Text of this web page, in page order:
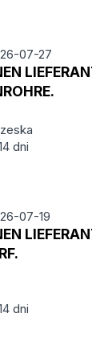
07-27
dni
07-19
dni